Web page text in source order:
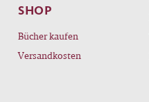
SHOP
Bücher kaufen
Versandkosten